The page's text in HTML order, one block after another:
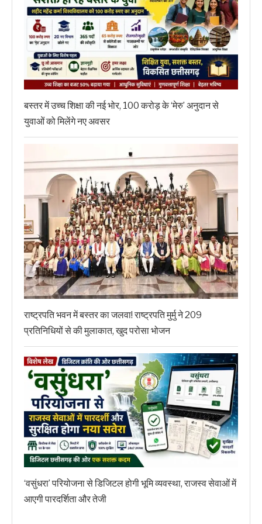
बस्तर में उच्च शिक्षा की नई भोर, 100 करोड़ के ‘मेरु’ अनुदान से
युवाओं को मिलेंगे नए अवसर
राष्ट्रपति भवन में बस्तर का जलवा! राष्ट्रपति मुर्मु ने 209
प्रतिनिधियों से की मुलाकात, खुद परोसा भोजन
‘वसुंधरा’ परियोजना से डिजिटल होगी भूमि व्यवस्था, राजस्व सेवाओं में
आएगी पारदर्शिता और तेजी